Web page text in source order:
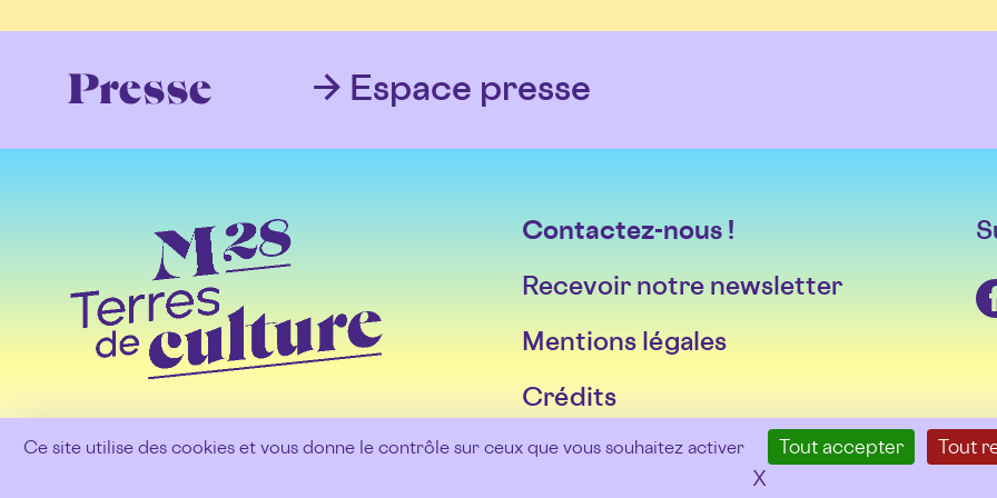
Ce site utilise des cookies et vous donne le contrôle sur ceux que vous souhaitez activer Tout accepter Tout
X
Presse Espace presse
Contactez-nous !
Recevoir notre newsletter
Mentions légales
Crédits